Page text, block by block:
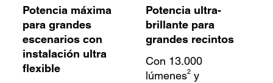
Potencia máxima
para grandes
escenarios con
instalación ultra
flexible
Potencia ultra-
brillante para
grandes recintos
Con 13.000
lúmenes2 y